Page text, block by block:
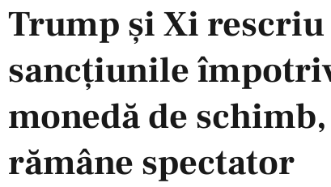
Trump și Xi rescriu
sancțiunile
monedă de
rămâne spectator